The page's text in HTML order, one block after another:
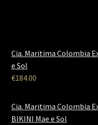
Cia. Maritima Colombia
e Sol
€184.00
Cia. Maritima Colombia
BIKINI Mae e Sol